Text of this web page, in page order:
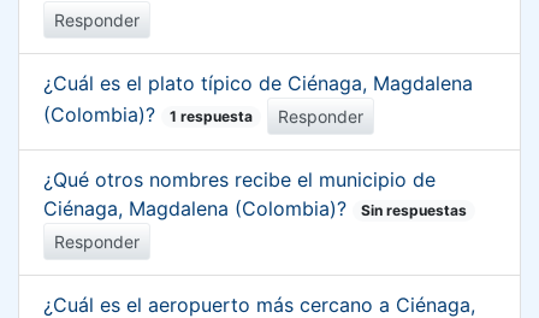
Responder
¿Cuál es el plato típico de Ciénaga, Magdalena
(Colombia)?
1 respuesta Responder
¿Qué otros nombres recibe el municipio de
Ciénaga, Magdalena (Colombia)?
Sin respuestas
Responder
¿Cuál es el aeropuerto más cercano a Ciénaga,